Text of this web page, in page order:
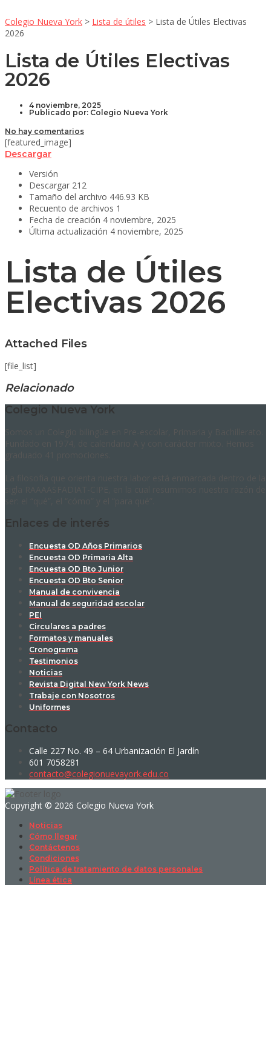
Colegio Nueva York > Lista de útiles > Lista de Útiles Electivas
2026
Lista de Útiles Electivas
2026
4 noviembre, 2025
Publicado por: Colegio Nueva York
No hay comentarios
[featured_image]
Descargar
Versión
Descargar 212
Tamaño del archivo 446.93 KB
Recuento de archivos 1
Fecha de creación 4 noviembre, 2025
Última actualización 4 noviembre, 2025
Lista de Útiles
Electivas 2026
Attached Files
[file_list]
Relacionado
Colegio Nueva York
Enlaces de interés
Encuesta OD Años Primarios
Encuesta OD Primaria Alta
Encuesta OD Bto Junior
Encuesta OD Bto Senior
Manual de convivencia
Manual de seguridad escolar
PEI
Circulares a padres
Formatos y manuales
Cronograma
Testimonios
Noticias
Revista Digital New York News
Trabaje con Nosotros
Uniformes
Contacto
Calle 227 No. 49 – 64 Urbanización El Jardín
601 7058281
contacto@colegionuevayork.edu.co
Copyright © 2026 Colegio Nueva York
Noticias
Cómo llegar
Contáctenos
Condiciones
Política de tratamiento de datos personales
Línea ética